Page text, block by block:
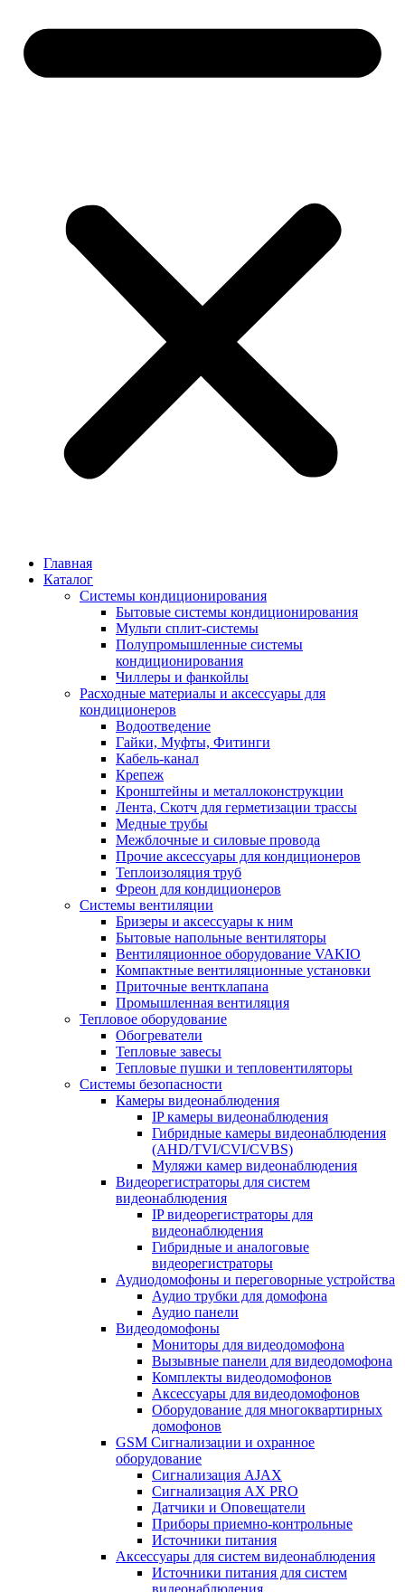
Главная
Каталог
Системы кондиционирования
Бытовые системы кондиционирования
Мульти сплит-системы
Полупромышленные системы
кондиционирования
Чиллеры и фанкойлы
Расходные материалы и аксессуары для
кондиционеров
Водоотведение
Гайки, Муфты, Фитинги
Кабель-канал
Крепеж
Кронштейны и металлоконструкции
Лента, Скотч для герметизации трассы
Медные трубы
Межблочные и силовые провода
Прочие аксессуары для кондиционеров
Теплоизоляция труб
Фреон для кондиционеров
Системы вентиляции
Бризеры и аксессуары к ним
Бытовые напольные вентиляторы
Вентиляционное оборудование VAKIO
Компактные вентиляционные установки
Приточные вентклапана
Промышленная вентиляция
Тепловое оборудование
Обогреватели
Тепловые завесы
Тепловые пушки и тепловентиляторы
Системы безопасности
Камеры видеонаблюдения
IP камеры видеонаблюдения
Гибридные камеры видеонаблюдения
(AHD/TVI/CVI/CVBS)
Муляжи камер видеонаблюдения
Видеорегистраторы для систем
видеонаблюдения
IP видеорегистраторы для
видеонаблюдения
Гибридные и аналоговые
видеорегистраторы
Аудиодомофоны и переговорные устройства
Аудио трубки для домофона
Аудио панели
Видеодомофоны
Мониторы для видеодомофона
Вызывные панели для видеодомофона
Комплекты видеодомофонов
Аксессуары для видеодомофонов
Оборудование для многоквартирных
домофонов
GSM Сигнализации и охранное
оборудование
Сигнализация AJAX
Сигнализация AX PRO
Датчики и Оповещатели
Приборы приемно-контрольные
Источники питания
Аксессуары для систем видеонаблюдения
Источники питания для систем